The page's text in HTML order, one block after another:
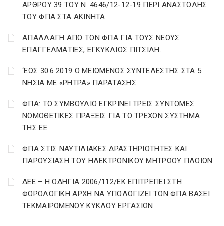
ΑΡΘΡΟΥ 39 ΤΟΥ Ν. 4646/12-12-19 ΠΕΡΙ ΑΝΑΣΤΟΛΗΣ
ΤΟΥ ΦΠΑ ΣΤΑ ΑΚΙΝΗΤΑ
ΑΠΑΛΛΑΓΗ ΑΠΟ ΤΟΝ ΦΠΑ ΓΙΑ ΤΟΥΣ ΝΕΟΥΣ
ΕΠΑΓΓΕΛΜΑΤΙΕΣ, ΕΓΚΥΚΛΙΟΣ ΠΙΤΣΙΛΗ.
‘ΕΩΣ 30.6.2019 Ο ΜΕΙΩΜΕΝΟΣ ΣΥΝΤΕΛΕΣΤΗΣ ΣΤΑ 5
ΝΗΣΙΑ ΜΕ «ΡΗΤΡΑ» ΠΑΡΑΤΑΣΗΣ
ΦΠΑ: ΤΟ ΣΥΜΒΟΥΛΙΟ ΕΓΚΡΙΝΕΙ ΤΡΕΙΣ ΣΥΝΤΟΜΕΣ
ΝΟΜΟΘΕΤΙΚΕΣ ΠΡΑΞΕΙΣ ΓΙΑ ΤΟ ΤΡΕΧΟΝ ΣΥΣΤΗΜΑ
ΤΗΣ ΕΕ
ΦΠΑ ΣΤΙΣ ΝΑΥΤΙΛΙΑΚΕΣ ΔΡΑΣΤΗΡΙΟΤΗΤΕΣ ΚΑΙ
ΠΑΡΟΥΣΙΑΣΗ ΤΟΥ ΗΛΕΚΤΡΟΝΙΚΟΥ ΜΗΤΡΩΟΥ ΠΛΟΙΩΝ
ΔΕΕ – Η ΟΔΗΓΙΑ 2006/112/ΕΚ ΕΠΙΤΡΕΠΕΙ ΣΤΗ
ΦΟΡΟΛΟΓΙΚΗ ΑΡΧΗ ΝΑ ΥΠΟΛΟΓΙΖΕΙ ΤΟΝ ΦΠΑ ΒΑΣΕΙ
ΤΕΚΜΑΙΡΟΜΕΝΟΥ ΚΥΚΛΟΥ ΕΡΓΑΣΙΩΝ